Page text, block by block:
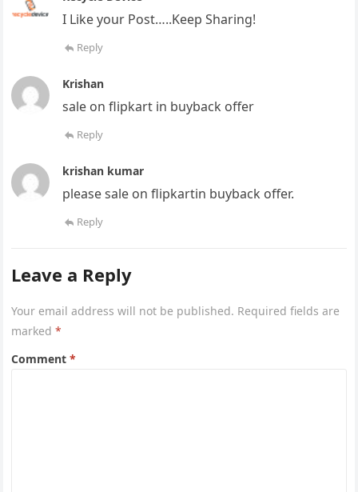
I Like your Post…..Keep Sharing!
Reply
Krishan
sale on flipkart in buyback offer
Reply
krishan kumar
please sale on flipkartin buyback offer.
Reply
Leave a Reply
Your email address will not be published. Required fields are
marked*
Comment*